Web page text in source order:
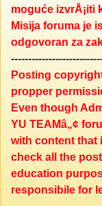
moguće
Misija foruma je
odgovoran za
Posting
propper
Even though
YU TEAMâ„¢
with content that
check all the
education
responsibile for